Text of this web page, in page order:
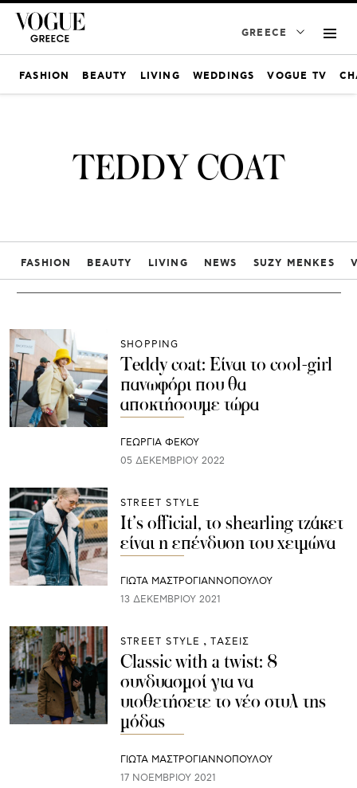
GREECE
FASHION BEAUTY LIVING WEDDINGS VOGUE TV
TEDDY COAT
FASHION BEAUTY LIVING NEWS SUZY MENKES
SHOPPING
Teddy coat: Είναι τo cool-girl
πανωφόρι που θα
αποκτήσουμε τώρα
ΓΕΩΡΓΙΑ ΦΕΚΟΥ
05 ΔΕΚΕΜΒΡΊΟΥ 2022
STREET STYLE
It’s official, το shearling τζάκετ
είναι η επένδυση του χειμώνα
ΓΙΩΤΑ ΜΑΣΤΡΟΓΙΑΝΝΟΠΟΥΛΟΥ
13 ΔΕΚΕΜΒΡΊΟΥ 2021
STREET STYLE ΤΑΣΕΙΣ
Classic with a twist: 8
συνδυασμοί για να
υιοθετήσετε το νέο στυλ της
μόδας
ΓΙΩΤΑ ΜΑΣΤΡΟΓΙΑΝΝΟΠΟΥΛΟΥ
17 ΝΟΕΜΒΡΊΟΥ 2021